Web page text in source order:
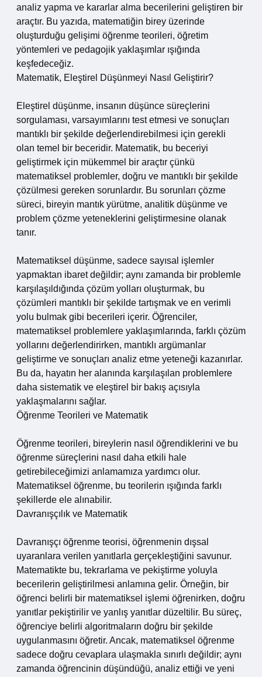
analiz yapma ve kararlar alma becerilerini geliştiren bir
araçtır. Bu yazıda, matematiğin birey üzerinde
oluşturduğu gelişimi öğrenme teorileri, öğretim
yöntemleri ve pedagojik yaklaşımlar ışığında
keşfedeceğiz.
Matematik, Eleştirel Düşünmeyi Nasıl Geliştirir?
Eleştirel düşünme, insanın düşünce süreçlerini
sorgulaması, varsayımlarını test etmesi ve sonuçları
mantıklı bir şekilde değerlendirebilmesi için gerekli
olan temel bir beceridir. Matematik, bu beceriyi
geliştirmek için mükemmel bir araçtır çünkü
matematiksel problemler, doğru ve mantıklı bir şekilde
çözülmesi gereken sorunlardır. Bu sorunları çözme
süreci, bireyin mantık yürütme, analitik düşünme ve
problem çözme yeteneklerini geliştirmesine olanak
tanır.
Matematiksel düşünme, sadece sayısal işlemler
yapmaktan ibaret değildir; aynı zamanda bir problemle
karşılaşıldığında çözüm yolları oluşturmak, bu
çözümleri mantıklı bir şekilde tartışmak ve en verimli
yolu bulmak gibi becerileri içerir. Öğrenciler,
matematiksel problemlere yaklaşımlarında, farklı çözüm
yollarını değerlendirirken, mantıklı argümanlar
geliştirme ve sonuçları analiz etme yeteneği kazanırlar.
Bu da, hayatın her alanında karşılaşılan problemlere
daha sistematik ve eleştirel bir bakış açısıyla
yaklaşmalarını sağlar.
Öğrenme Teorileri ve Matematik
Öğrenme teorileri, bireylerin nasıl öğrendiklerini ve bu
öğrenme süreçlerini nasıl daha etkili hale
getirebileceğimizi anlamamıza yardımcı olur.
Matematiksel öğrenme, bu teorilerin ışığında farklı
şekillerde ele alınabilir.
Davranışçılık ve Matematik
Davranışçı öğrenme teorisi, öğrenmenin dışsal
uyaranlara verilen yanıtlarla gerçekleştiğini savunur.
Matematikte bu, tekrarlama ve pekiştirme yoluyla
becerilerin geliştirilmesi anlamına gelir. Örneğin, bir
öğrenci belirli bir matematiksel işlemi öğrenirken, doğru
yanıtlar pekiştirilir ve yanlış yanıtlar düzeltilir. Bu süreç,
öğrenciye belirli algoritmaların doğru bir şekilde
uygulanmasını öğretir. Ancak, matematiksel öğrenme
sadece doğru cevaplara ulaşmakla sınırlı değildir; aynı
zamanda öğrencinin düşündüğü, analiz ettiği ve yeni